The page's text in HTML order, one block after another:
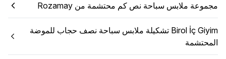
مجموعة ملابس سباحة نص كم محتشمة من Rozamay
Birol İç Giyim تشكيلة ملابس سباحة نصف حجاب للموضة
المحتشمة